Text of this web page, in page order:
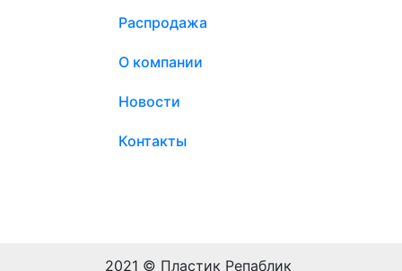
Распродажа
О компании
Новости
Контакты
2021 © Пластик Репаблик